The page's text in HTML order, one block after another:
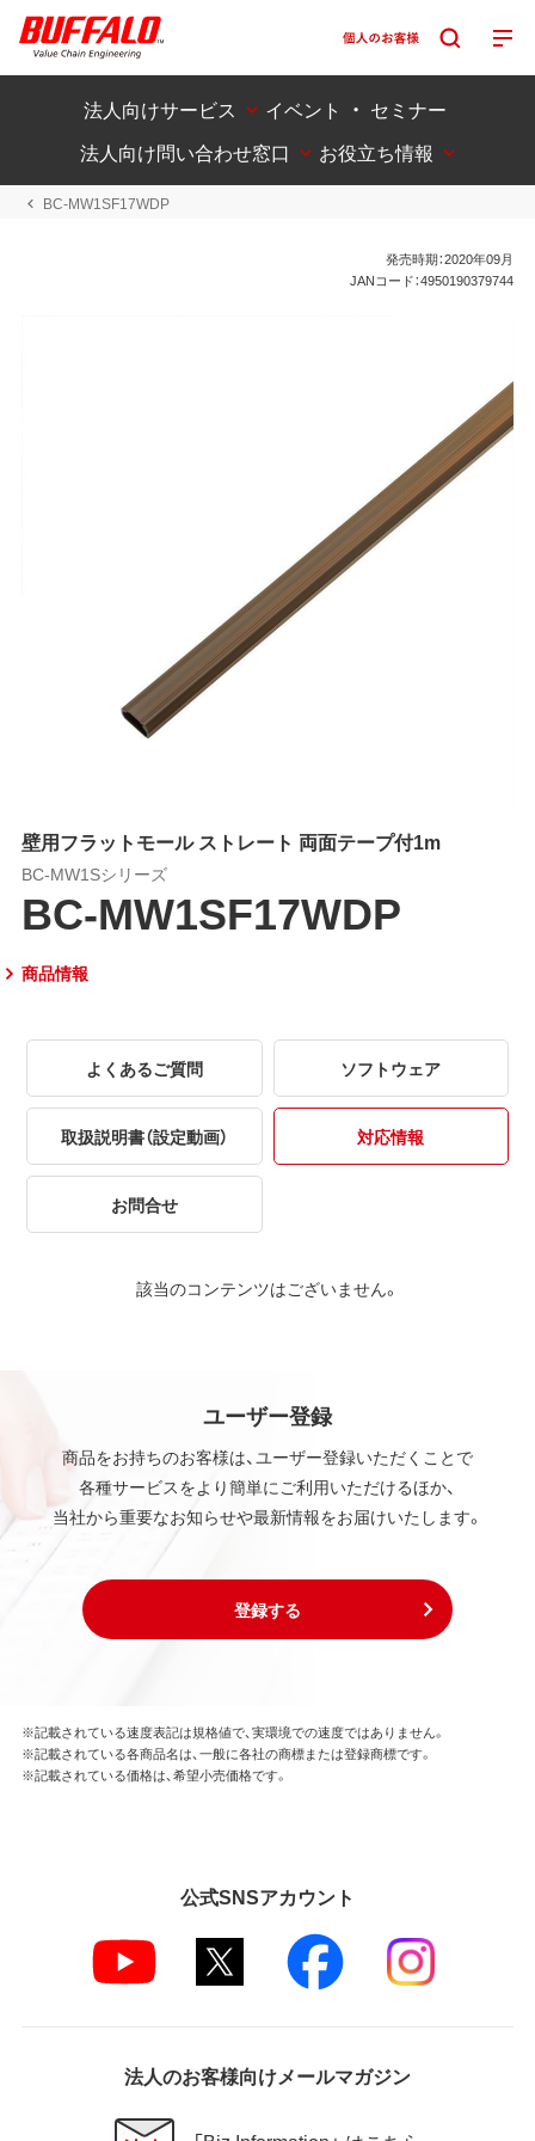
法人向けサービス
イベント ・ セミナー
法人向け問い合わせ窓口
お役立ち情報
BC-MW1SF17WDP
発売時期：2020年09月
JANコード：4950190379744
壁用フラットモール ストレート 両面テープ付1m
BC-MW1Sシリーズ
BC-MW1SF17WDP
商品情報
よくあるご質問 ソフトウェア
取扱説明書（設定動画） 対応情報
お問合せ
該当のコンテンツはございません。
ユーザー登録
商品をお持ちのお客様は、ユーザー登録いただくことで
各種サービスをより簡単にご利用いただけるほか、
当社から重要なお知らせや最新情報をお届けいたします。
登録する
※記載されている速度表記は規格値で、実環境での速度ではありません。
※記載されている各商品名は、一般に各社の商標または登録商標です。
※記載されている価格は、希望小売価格です。
公式SNSアカウント
法人のお客様向けメールマガジン